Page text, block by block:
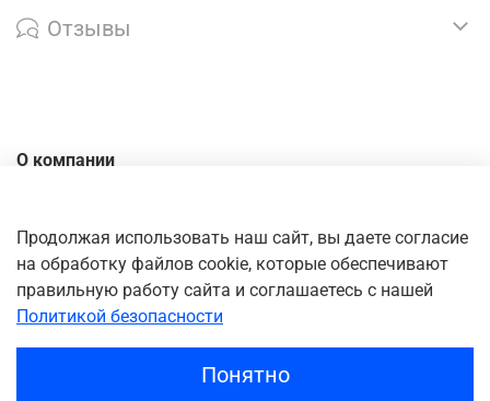
Отзывы
О компании
Доставка
Оплата
Личный кабинет
Продолжая использовать наш сайт, вы даете согласие
на обработку файлов cookie, которые обеспечивают
правильную работу сайта и соглашаетесь с нашей
Политикой безопасности
Понятно